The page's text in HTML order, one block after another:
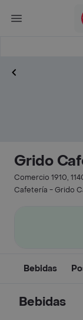
Grido
Comercio 1910,
Cafetería - Grido
Bebidas
Bebidas